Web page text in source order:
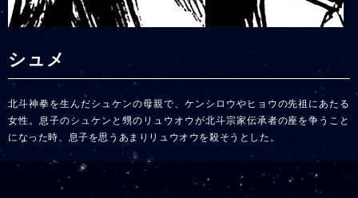
シュメ
北斗神拳を生んだシュケンの母親で、ケンシロウやヒョウの先祖にあたる
女性。息子のシュケンと甥のリュウオウが北斗宗家伝承者の座を争うこと
になった時、息子を思うあまりリュウオウを殺そうとした。